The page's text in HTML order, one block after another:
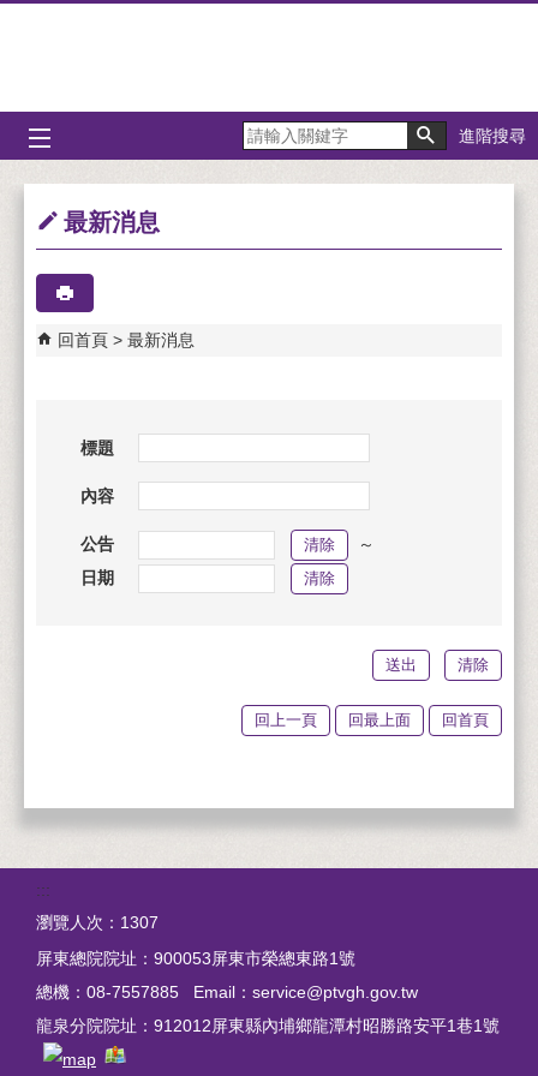
進階搜尋
最新消息
回首頁 最新消息
標題
內容
公告
日期
～
回上一頁 回最上面 回首頁
:::
瀏覽人次： 1307
屏東總院院址：900053屏東市榮總東路1號
總機：08-7557885 Email：service@ptvgh.gov.tw
龍泉分院院址： 912012屏東縣內埔鄉龍潭村昭勝路安平1巷1號